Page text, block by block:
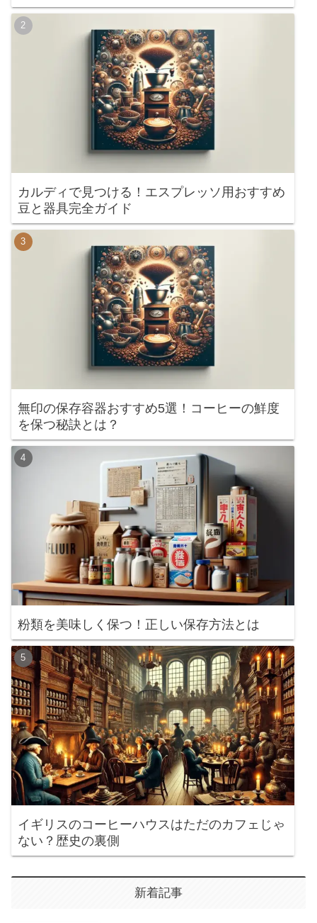
カルディで見つける！エスプレッソ用おすすめ
豆と器具完全ガイド
無印の保存容器おすすめ5選！コーヒーの鮮度
を保つ秘訣とは？
粉類を美味しく保つ！正しい保存方法とは
イギリスのコーヒーハウスはただのカフェじゃ
ない？歴史の裏側
新着記事